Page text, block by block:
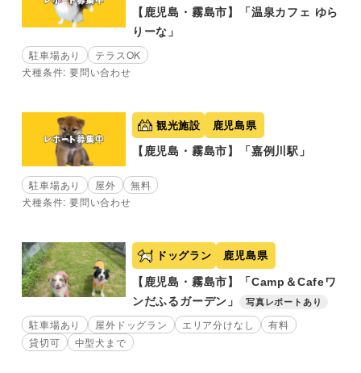
【鹿児島・霧島市】「温泉カフェ ゆら
りーな」
駐車場あり
テラスOK
犬種条件: 要問い合わせ
観光施設 鹿児島県
【鹿児島・霧島市】「嘉例川駅」
駐車場あり 屋外
無料
犬種条件: 要問い合わせ
ドッグラン 鹿児島県
【鹿児島・霧島市】「Camp＆Cafeワ
ンだふるガーデン」
写真レポートあり
駐車場あり 屋外ドッグラン エリア分けなし
有料
貸切可
中型犬まで